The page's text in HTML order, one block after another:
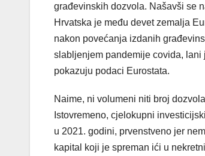
građevinskih dozvola. Našavši se
Hrvatska je među devet zemalja
nakon povećanja izdanih
slabljenjem pandemije covida, lani
pokazuju podaci Eurostata.
Naime, ni volumeni niti broj
Istovremeno, cjelokupni
u 2021. godini, prvenstveno jer
kapital koji je spreman ići u